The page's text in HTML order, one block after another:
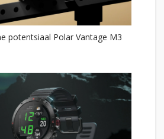
potentsiaal Polar Vantage M3